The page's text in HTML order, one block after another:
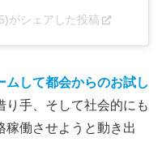
がシェアした投稿
ムして都会からのお試し
り手、そして社会的にも
稼働させようと動き出